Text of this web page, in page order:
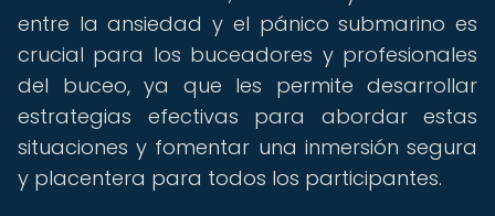
entre la ansiedad y el pánico submarino es
crucial para los buceadores y profesionales
del buceo, ya que les permite desarrollar
estrategias efectivas para abordar estas
situaciones y fomentar una inmersión segura
y placentera para todos los participantes.